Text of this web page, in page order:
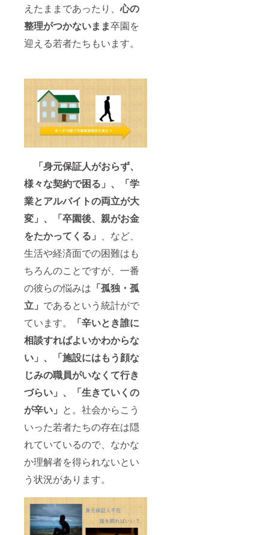
えたままであったり、心の
整理がつかないまま卒園を
迎える若者たちもいます。
「身元保証人がおらず、
様々な契約で困る」、「学
業とアルバイトの両立が大
変」、「卒園後、親がお金
をたかってくる」 、など、
生活や経済面での困難はも
ちろんのことですが、一番
の彼らの悩みは 「孤独・孤
立」 であるという統計がで
ています。
「辛いとき誰に
相談すればよいかわからな
い」、「施設にはもう顔な
じみの職員がいなくて行き
づらい」、「生きていくの
が辛い」 と。社会からこう
いった若者たちの存在は隠
れていているので、なかな
か理解者を得られないとい
う状況があります。